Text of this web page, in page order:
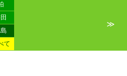
て
≫